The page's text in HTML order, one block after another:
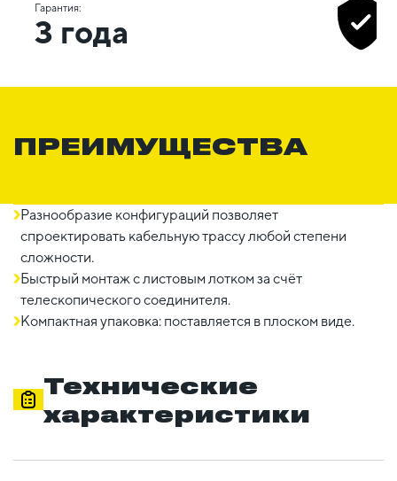
Гарантия:
3 года
ПРЕИМУЩЕСТВА
Разнообразие конфигураций позволяет
спроектировать кабельную трассу любой степени
сложности.
Быстрый монтаж с листовым лотком за счёт
телескопического соединителя.
Компактная упаковка: поставляется в плоском виде.
Технические
характеристики